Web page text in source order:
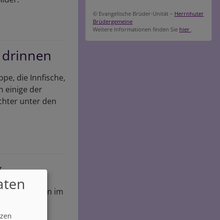
die Innfische,
einige der
unter den
Gemeinden im
Christian
© Evangelische Brüder-Unität – Herrnhuter
Brüdergemeine
Weitere Informationen finden Sie hier .